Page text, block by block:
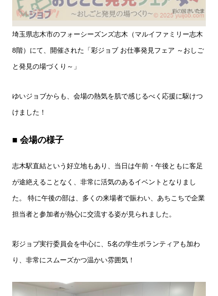
埼玉県志木市のフォーシーズンズ志木（マルイファミリー志木
8階）にて、開催された「彩ジョブ お仕事発見フェア ～おしご
と発見の場づくり～」
ゆいジョブからも、会場の熱気を肌で感じるべく応援に駆けつ
けました！
■ 会場の様子
志木駅直結という好立地もあり、当日は午前・午後ともに客足
が途絶えることなく、非常に活気のあるイベントとなりまし
た。 特に午後の部は、多くの来場者で賑わい、あちこちで企業
担当者と参加者が熱心に交流する姿が見られました。
彩ジョブ実行委員会を中心に、5名の学生ボランティアも加わ
り、非常にスムーズかつ温かい雰囲気！